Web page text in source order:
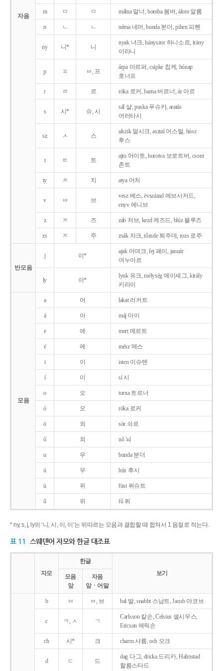
자음
m ㅁ ㅁ málna 말너, bomba 봄버, álom 알롬
n ㄴ ㄴ néma 네머, bunda 분더, pihen 피헨
ny 니* 니
nyak 녀크, hányszor 하니소르, irány
이라니
p ㅍ ㅂ, 프
árpa 아르퍼, csipke 칩케, hónap
호너프
r ㄹ 르 róka 로커, barna 버르너, ár 아르
s 시* 슈, 시
sál 샬, puska 푸슈카, aratás
어러타시
sz ㅅ 스
alszik 얼시크, asztal 어스털, húsz
후스
t ㅌ 트
ajto 어이토, borotva 보로트버, csont
촌트
ty ㅊ 치 atya 어처
v ㅂ 브
vesz 베스, évszázad 에브사저드,
enyv 에니브
z ㅈ 즈 zab 저브, kezd 케즈드, blúz 블루즈
zs ㅈ 주 zsák 자크, tőzsde 퇴주데, rozs 로주
반모음
j 이*
ajak 어여크, fej 페이, január
여누아르
ly 이*
lyuk 유크, mélység 메이셰그, király
키라이
모음
a 어 lakat 러커트
á 아 máj 마이
e 에 mert 메르트
é 에 mész 메스
i 이 isten 이슈텐
í 이 sí 시
o 오 torna 토르너
ó 오 róka 로커
ö 외 sör 쇠르
ő 외 nő 뇌
u 우 bunda 분더
ú 우 hús 후시
ü 위 füst 퓌슈트
ű 위 fű 퓌
* ny, s, j, ly의 ‘니, 시, 이, 이’는 뒤따르는 모음과 결합할 때 합쳐서 1 음절로 적는다.
표 11 스웨덴어 자모와 한글 대조표
자모
한글
보기
모음
앞
자음
앞ㆍ어말
b ㅂ ㅂ, 브 bal 발, snabbt 스납트, Jacob 야코브
c ㅋ, ㅅ ㄱ
Carlsson 칼손, Celsius 셀시우스,
Ericson 에릭손
ch 시* 크 charm 샤름, och 오크
d ㄷ 드
dag 다그, dricka 드리카, Halmstad
할름스타드